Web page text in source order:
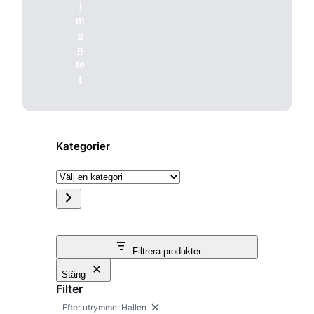
i
m
e
n
te
t
Kategorier
V
Filtrera produkter
Stäng
Filter
Efter utrymme: Hallen T